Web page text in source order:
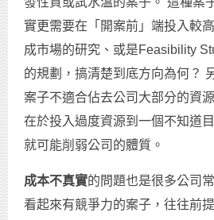
實更需要在「開案前」端投入較
成市場的研究、或是Feasibility
的規劃，搞清楚到底方向為何？
案子不適合佔去公司大部分的資
在於投入過度資源到一個不知道
就可能削弱公司的體質。
成本不真實的問題也是很多公司
看起來有競爭力的案子，往往前